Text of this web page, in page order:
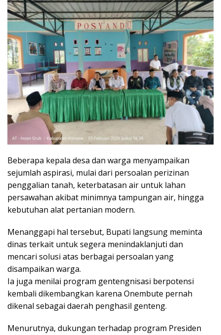
Beberapa kepala desa dan warga menyampaikan
sejumlah aspirasi, mulai dari persoalan perizinan
penggalian tanah, keterbatasan air untuk lahan
persawahan akibat minimnya tampungan air, hingga
kebutuhan alat pertanian modern.
Menanggapi hal tersebut, Bupati langsung meminta
dinas terkait untuk segera menindaklanjuti dan
mencari solusi atas berbagai persoalan yang
disampaikan warga.
Ia juga menilai program gentengnisasi berpotensi
kembali dikembangkan karena Onembute pernah
dikenal sebagai daerah penghasil genteng.
Menurutnya, dukungan terhadap program Presiden